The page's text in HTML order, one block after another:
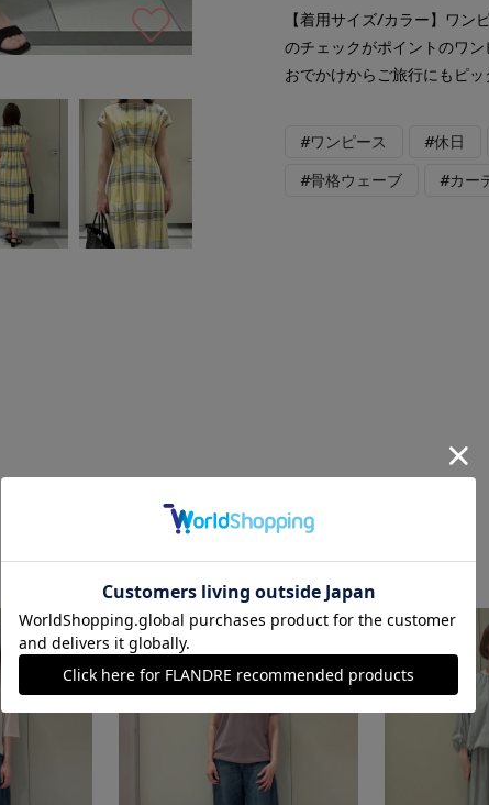
【着用サイズ/カラー】ワ
のチェックがポイントのワ
おでかけからご旅行にもピッ
#ワンピース #休日
#骨格ウェーブ #カー